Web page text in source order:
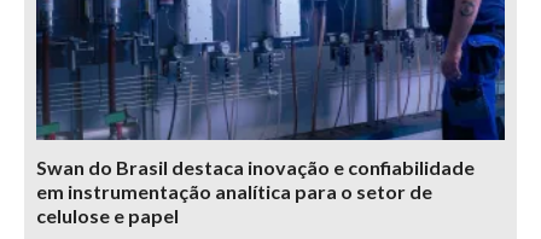
Swan do Brasil destaca inovação e confiabilidade
em instrumentação analítica para o setor de
celulose e papel